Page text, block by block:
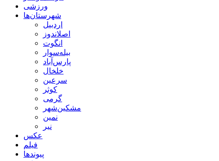
ورزشی
شهرستان‌ها
اردبیل
اصلاندوز
انگوت
بیله‌سوار
پارس‌آباد
خلخال
سرعین
کوثر
گرمی
مشکین‌شهر
نمین
نیر
عکس
فیلم
پیوندها